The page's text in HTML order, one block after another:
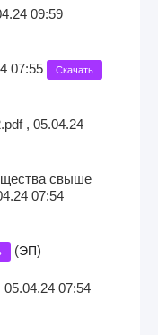
09:59
07:55 Скачать
, 05.04.24
свыше
07:54
(ЭП)
07:54